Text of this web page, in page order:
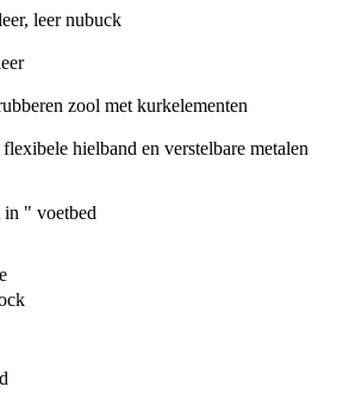
leer nubuck
zool met kurkelementen
hielband en verstelbare metalen
in " voetbed